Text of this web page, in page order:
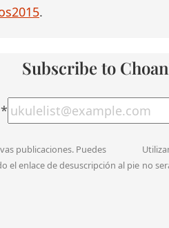
.
Subscribe to
*
publicaciones. Puedes
el enlace de desuscripción al pie no